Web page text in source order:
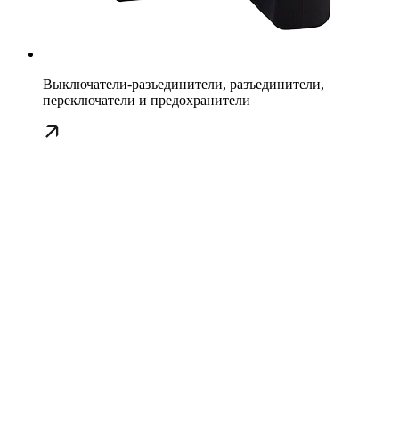
Выключатели-разъединители, разъединители,
переключатели и предохранители